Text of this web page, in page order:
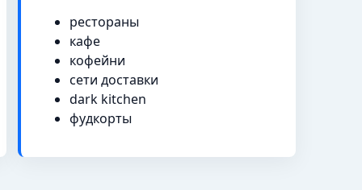
рестораны
кафе
кофейни
сети доставки
dark kitchen
фудкорты